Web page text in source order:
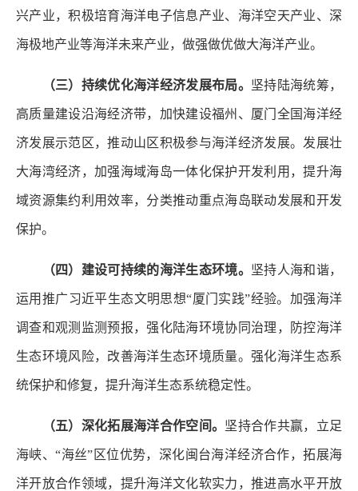
兴产业，积极培育海洋电子信息产业、海洋空天产业、深
海极地产业等海洋未来产业，做强做优做大海洋产业。
（三）持续优化海洋经济发展布局。 坚持陆海统筹，
高质量建设沿海经济带，加快建设福州、厦门全国海洋经
济发展示范区，推动山区积极参与海洋经济发展。发展壮
大海湾经济，加强海域海岛一体化保护开发利用，提升海
域资源集约利用效率，分类推动重点海岛联动发展和开发
保护。
（四）建设可持续的海洋生态环境。 坚持人海和谐，
运用推广习近平生态文明思想“厦门实践”经验。加强海洋
调查和观测监测预报，强化陆海环境协同治理，防控海洋
生态环境风险，改善海洋生态环境质量。强化海洋生态系
统保护和修复，提升海洋生态系统稳定性。
（五）深化拓展海洋合作空间。 坚持合作共赢，立足
海峡、“海丝”区位优势，深化闽台海洋经济合作，拓展海
洋开放合作领域，提升海洋文化软实力，推进高水平开放